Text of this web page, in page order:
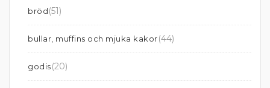
bröd(51)
bullar, muffins och mjuka kakor(44)
godis(20)